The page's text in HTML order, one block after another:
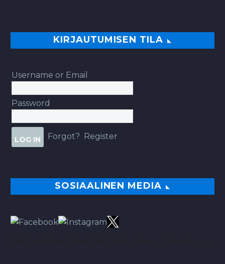
KIRJAUTUMISEN TILA
Username or Email
Password
Forgot? Register
SOSIAALINEN MEDIA